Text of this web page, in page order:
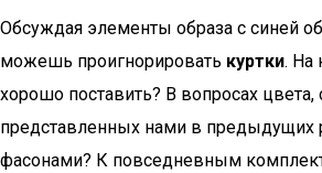
Обсуждая элементы образа с синей
можешь проигнорировать куртки. На
хорошо поставить? В вопросах
представленных нами в предыдущих
фасонами? К повседневным